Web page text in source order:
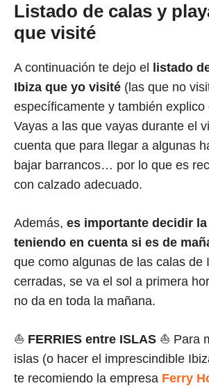
Listado de calas y
que visité
A continuación te dejo el
listado
Ibiza que yo visité (las que no
específicamente y también explico
Vayas a las que vayas durante el
cuenta que para llegar a algunas
bajar barrancos… por lo que es
con calzado adecuado.
Además, es importante decidir
teniendo en cuenta si es de
que como algunas de las calas de
cerradas, se va el sol a primera
no da en toda la mañana.
⛵ FERRIES entre ISLAS ⛵ Para
islas (o hacer el imprescindible
te recomiendo la empresa Ferry